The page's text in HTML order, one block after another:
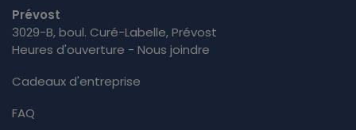
Prévost
3029-B, boul. Curé-Labelle, Prévost
Heures d'ouverture - Nous joindre
Cadeaux d'entreprise
FAQ